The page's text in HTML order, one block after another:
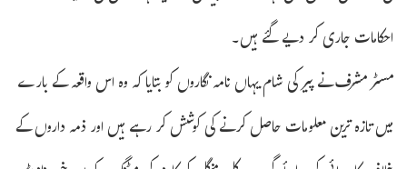
احکامات جاری کر دیے گئے ہیں۔
مسٹر مشرف نے پیر کی شام یہاں نامہ نگاروں کو بتایا کہ وہ اس واقعہ کے بارے
میں تازہ ترین معلومات حاصل کرنے کی کوشش کر رہے ہیں اور ذمہ داروں کے